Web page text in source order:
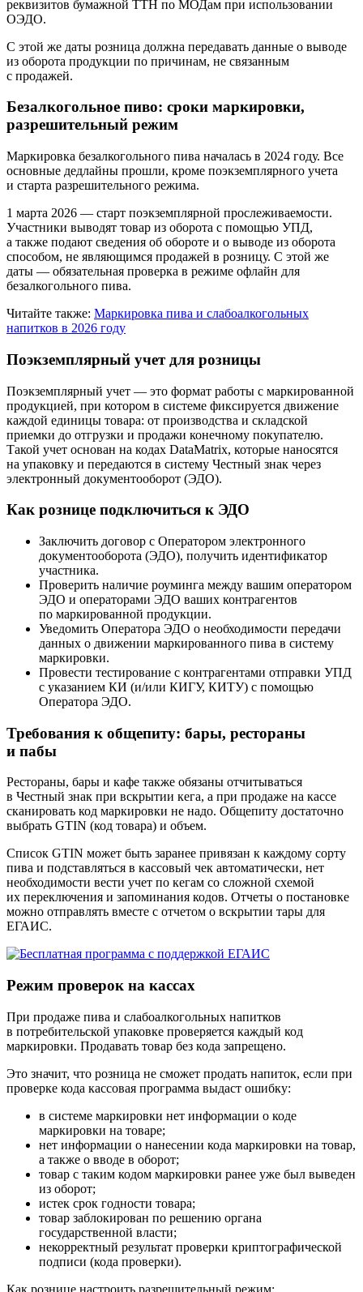
реквизитов бумажной ТТН по МОДам при использовании
ОЭДО.
С этой же даты розница должна передавать данные о выводе
из оборота продукции по причинам, не связанным
с продажей.
Безалкогольное пиво: сроки маркировки,
разрешительный режим
Маркировка безалкогольного пива началась в 2024 году. Все
основные дедлайны прошли, кроме поэкземплярного учета
и старта разрешительного режима.
1 марта 2026 — старт поэкземплярной прослеживаемости.
Участники выводят товар из оборота с помощью УПД,
а также подают сведения об обороте и о выводе из оборота
способом, не являющимся продажей в розницу. С этой же
даты — обязательная проверка в режиме офлайн для
безалкогольного пива.
Читайте также: Маркировка пива и слабоалкогольных
напитков в 2026 году
Поэкземплярный учет для розницы
Поэкземплярный учет — это формат работы с маркированной
продукцией, при котором в системе фиксируется движение
каждой единицы товара: от производства и складской
приемки до отгрузки и продажи конечному покупателю.
Такой учет основан на кодах DataMatrix, которые наносятся
на упаковку и передаются в систему Честный знак через
электронный документооборот (ЭДО).
Как рознице подключиться к ЭДО
Заключить договор с Оператором электронного
документооборота (ЭДО), получить идентификатор
участника.
Проверить наличие роуминга между вашим оператором
ЭДО и операторами ЭДО ваших контрагентов
по маркированной продукции.
Уведомить Оператора ЭДО о необходимости передачи
данных о движении маркированного пива в систему
маркировки.
Провести тестирование с контрагентами отправки УПД
с указанием КИ (и/или КИГУ, КИТУ) с помощью
Оператора ЭДО.
Требования к общепиту: бары, рестораны
и пабы
Рестораны, бары и кафе также обязаны отчитываться
в Честный знак при вскрытии кега, а при продаже на кассе
сканировать код маркировки не надо. Общепиту достаточно
выбрать GTIN (код товара) и объем.
Список GTIN может быть заранее привязан к каждому сорту
пива и подставляться в кассовый чек автоматически, нет
необходимости вести учет по кегам со сложной схемой
их переключения и запоминания кодов. Отчеты о постановке
можно отправлять вместе с отчетом о вскрытии тары для
ЕГАИС.
Режим проверок на кассах
При продаже пива и слабоалкогольных напитков
в потребительской упаковке проверяется каждый код
маркировки. Продавать товар без кода запрещено.
Это значит, что розница не сможет продать напиток, если при
проверке кода кассовая программа выдаст ошибку:
в системе маркировки нет информации о коде
маркировки на товаре;
нет информации о нанесении кода маркировки на товар,
а также о вводе в оборот;
товар с таким кодом маркировки ранее уже был выведен
из оборот;
истек срок годности товара;
товар заблокирован по решению органа
государственной власти;
некорректный результат проверки криптографической
подписи (кода проверки).
Как рознице настроить разрешительный режим: